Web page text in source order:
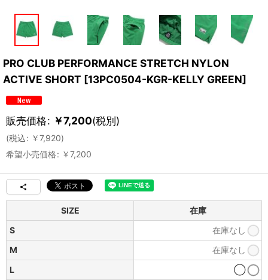
PRO CLUB PERFORMANCE STRETCH NYLON
ACTIVE SHORT [13PC0504-KGR-KELLY GREEN]
販売価格: ￥7,200(税別)
(税込: ￥7,920)
希望小売価格: ￥7,200
SIZE
在庫
S
在庫なし
M
在庫なし
L
◯